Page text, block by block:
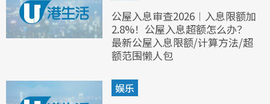
公屋入息审查2026︱入息限额加
2.8%！公屋入息超额怎么办？
最新公屋入息限额/计算方法/超
额范围懒人包
娱乐